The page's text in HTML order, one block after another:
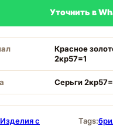
Уточнить в
Красное
2кр57=1
Серьги
Изделия с
Tags: